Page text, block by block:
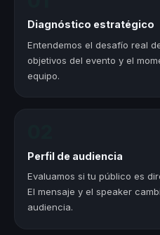
Diagnóstico estratégico
Entendemos el desafío real
objetivos del evento y el
equipo.
Perfil de audiencia
Evaluamos si tu público es
El mensaje y el speaker
audiencia.